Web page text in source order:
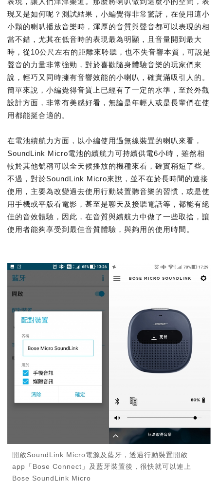
現又是如何呢？測試結果，小編覺得非常驚訝，在使用這小
小顆的喇叭播放音樂時，渾厚的音質與聲音都可以表現的相
當不錯，尤其在低音時的表現最為明顯，且音量開到最大
時，從10公尺左右的距離來聆聽，也不失音響本質，可說是
聲音的力量非常強勁，對於喜歡隨身體驗音樂的玩家們來
說，輕巧又同時擁有音響效能的小喇叭，確實滿吸引人的。
簡單來說，小編覺得音質上已經有了一定的水準，至於外觀
設計方面，非常有美感好看，無論是年輕人或是長輩們在使
用都能挺合適的。
在電池續航力方面，以小編使用過無線裝置的喇叭來看，
SoundLink Micro電池的續航力可持續供電6小時，雖然相
較於其他號稱可以全天候播放的機種來看，確實稍短了些。
不過，對於SoundLink Micro來說，並不在於長時間的連接
使用，主要為改變過去使用行動裝置聽音樂的習慣，或是使
用手機或平版看電影，甚至是聊天及接聽電話等，都能有絕
佳的音效體驗，因此，在音質與續航力中做了一些取捨，讓
使用者能夠享受到最佳音質體驗，與夠用的使用時間。
開啟SoundLink Micro電源及藍牙，透過行動裝置開啟
app「Bose Connect」及藍牙裝置後，很快就可以連上
Bose SoundLink Micro